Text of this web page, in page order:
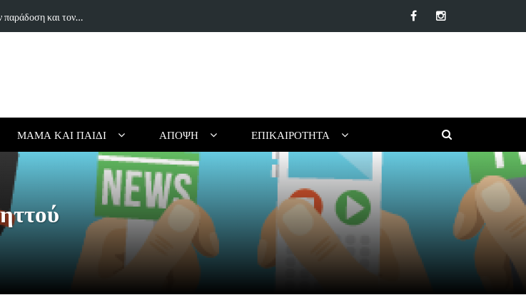
που σπάει τη… 5 Ιδέες & Βιβλία για ένα Δημιουργικό Καλοκαίρι Χωρίς Οθόνες (για Παιδιά…
ΜΑΜΆ ΚΑΙ ΠΑΙΔΊ ΆΠΟΨΗ ΕΠΙΚΑΙΡΌΤΗΤΑ